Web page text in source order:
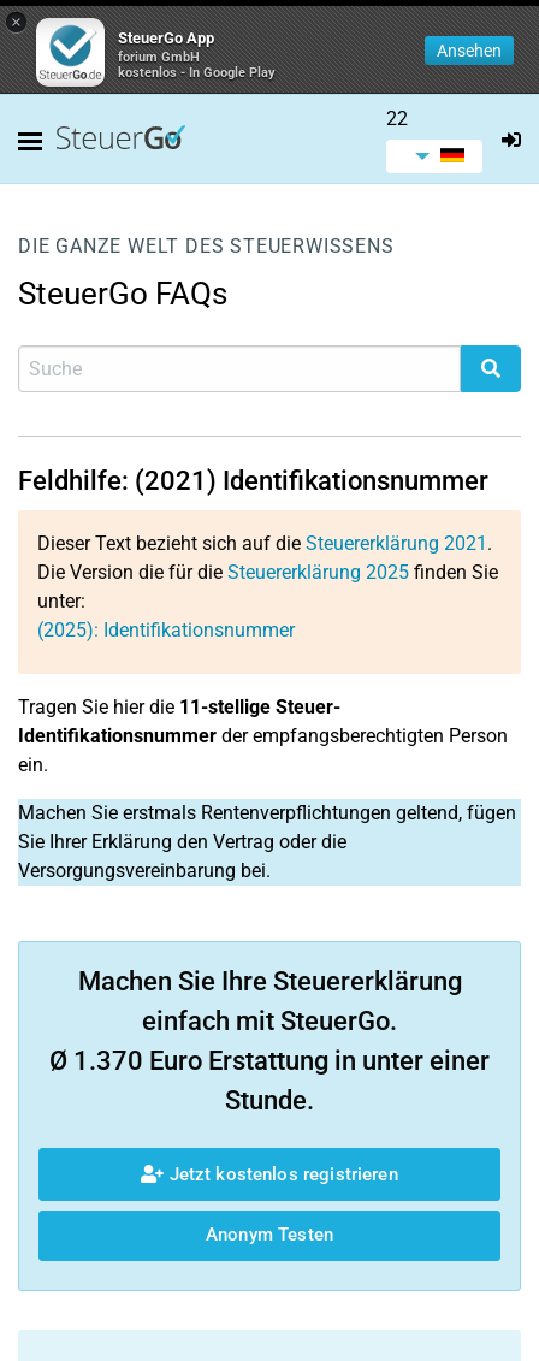
×
SteuerGo App
forium GmbH
kostenlos - In Google Play
Ansehen
22
DIE GANZE WELT DES STEUERWISSENS
SteuerGo FAQs
Feldhilfe: (2021) Identifikationsnummer
Dieser Text bezieht sich auf die Steuererklärung 2021 .
Die Version die für die Steuererklärung 2025 finden Sie
unter:
(2025): Identifikationsnummer
Tragen Sie hier die 11-stellige Steuer-
Identifikationsnummer der empfangsberechtigten Person
ein.
Machen Sie erstmals Rentenverpflichtungen geltend, fügen
Sie Ihrer Erklärung den Vertrag oder die
Versorgungsvereinbarung bei.
Machen Sie Ihre Steuererklärung
einfach mit SteuerGo.
Ø 1.370 Euro Erstattung in unter einer
Stunde.
Jetzt kostenlos registrieren
Anonym Testen